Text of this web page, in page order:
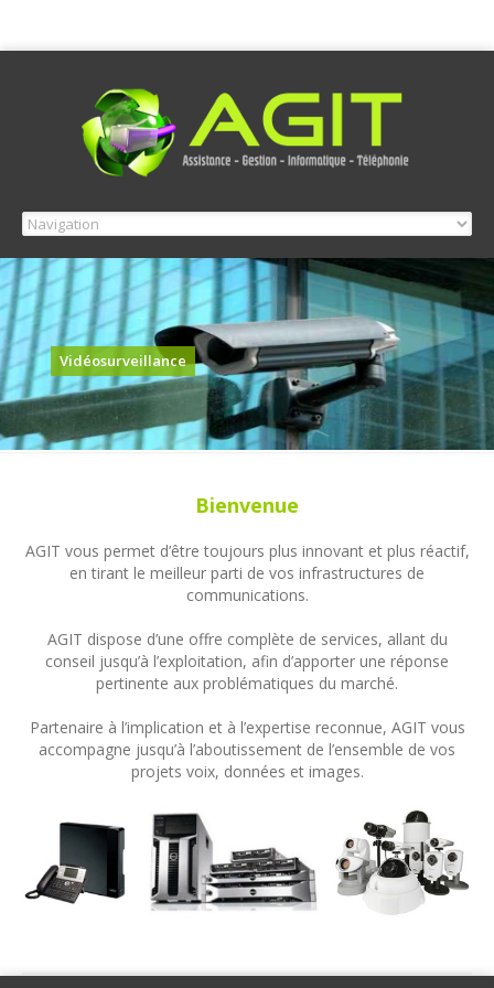
Vidéosurveillance
Bienvenue
AGIT vous permet d’être toujours plus innovant et plus réactif,
en tirant le meilleur parti de vos infrastructures de
communications.
AGIT dispose d’une offre complète de services, allant du
conseil jusqu’à l’exploitation, afin d’apporter une réponse
pertinente aux problématiques du marché.
Partenaire à l’implication et à l’expertise reconnue, AGIT vous
accompagne jusqu’à l’aboutissement de l’ensemble de vos
projets voix, données et images.